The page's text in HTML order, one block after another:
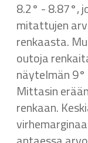
8.2° - 8.87°,
mitattujen
renkaasta.
outoja
näytelmän
Mittasin
renkaan.